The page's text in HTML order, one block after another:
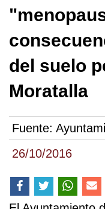
26/10/2016
del suelo
Moratalla
Fuente: